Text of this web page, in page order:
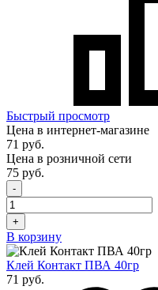
Быстрый просмотр
Цена в интернет-магазине
71 руб.
Цена в розничной сети
75 руб.
-
+
В корзину
Клей Контакт ПВА 40гр
71 руб.